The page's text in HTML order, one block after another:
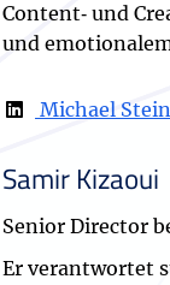
Content‑ und
und
Michael
Samir Kizaoui
Senior Director
Er verantwortet